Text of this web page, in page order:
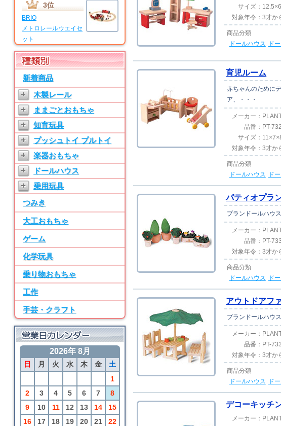
3位
BRIO
メトロレールウエイセ
ット
4位
BRIO
マイファーストビギナ
ーセット
5位
SayWoodwork
SWL-T ままごとキッ
チン パーツ・水道
6位
SayWoodwork
SW-3 ままごとキッチ
ン パーツ・水道
7位
BRIO
50ピース追加レールセ
ット
8位
SayWoodwork
SWM-2 ままごとキッ
チン パーツ・水道
9位
BRIO
アニマルファームセッ
ト
10位
BRIO
新着商品
+ 木製レール
+ ままごとおもちゃ
+ 知育玩具
+ プッシュトイ プルトイ
+ 楽器おもちゃ
+ ドールハウス
+
乗用玩具
つみき
大工おもちゃ
ゲーム
化学玩具
乗り物おもちゃ
工作
手芸・クラフト
2026年 8月
日 月 火 水 木 金
土
1
2
3 4 5 6 7
8
9
10 11 12 13 14
15
16
17 18 19 20 21
22
サイズ：
対象年令：3才か
商品分類
ドールハウス
ド
育児ルーム
赤ちゃんのために
ア、・・・
メーカー：
品番： PT-
サイズ：
対象年令：3才か
商品分類
ドールハウス
ド
パティオプラ
プランドールハウ
メーカー：
品番： PT-
対象年令：3才か
商品分類
ドールハウス
ド
アウトドアフ
プランドールハウ
メーカー：
品番： PT-
対象年令：3才か
商品分類
ドールハウス
ド
デコーキッチ
メーカー：